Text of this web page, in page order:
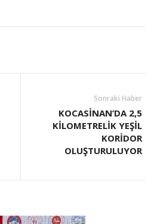
Sonraki Haber
KOCASİNAN’DA 2,5
KİLOMETRELİK YEŞİL
KORİDOR
OLUŞTURULUYOR